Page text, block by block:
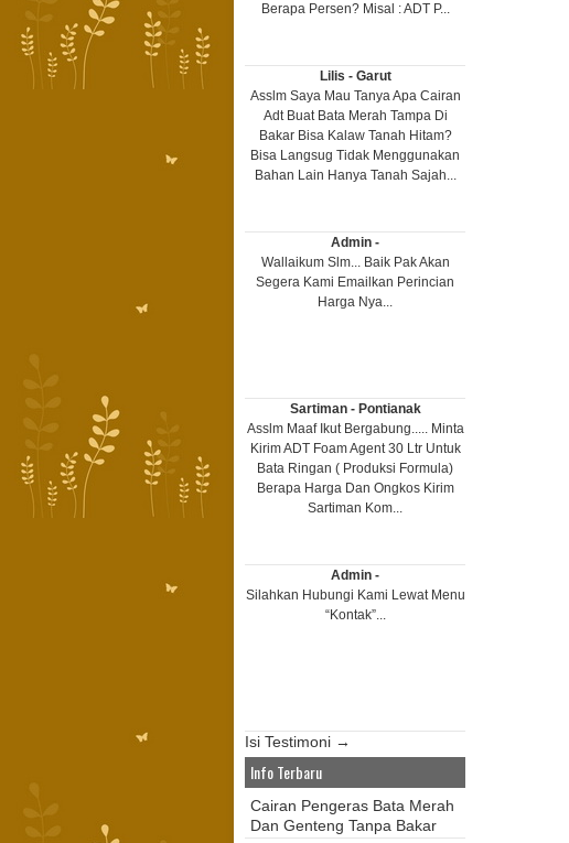
Berapa Persen? Misal : ADT P...
Lilis - Garut
Asslm Saya Mau Tanya Apa Cairan
Adt Buat Bata Merah Tampa Di
Bakar Bisa Kalaw Tanah Hitam?
Bisa Langsug Tidak Menggunakan
Bahan Lain Hanya Tanah Sajah...
Admin -
Wallaikum Slm... Baik Pak Akan
Segera Kami Emailkan Perincian
Harga Nya...
Sartiman - Pontianak
Asslm Maaf Ikut Bergabung..... Minta
Kirim ADT Foam Agent 30 Ltr Untuk
Bata Ringan ( Produksi Formula)
Berapa Harga Dan Ongkos Kirim
Sartiman Kom...
Admin -
Silahkan Hubungi Kami Lewat Menu
“Kontak”...
Isi Testimoni →
Info Terbaru
Cairan Pengeras Bata Merah
Dan Genteng Tanpa Bakar